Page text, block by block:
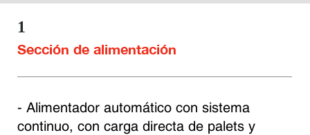
1
Sección de alimentación
- Alimentador automático con sistema
continuo, con carga directa de palets y